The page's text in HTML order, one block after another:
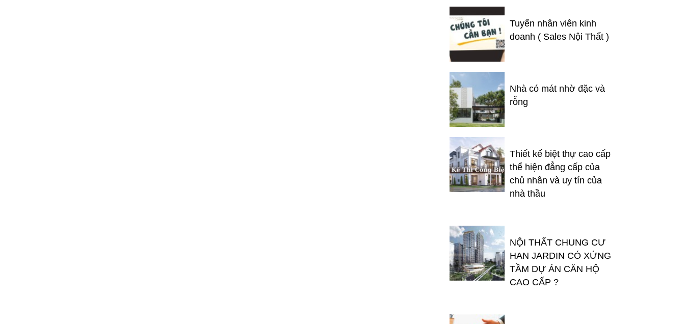
Tuyển nhân viên kinh
doanh ( Sales Nội Thất )
Nhà có mát nhờ đặc và
rỗng
Thiết kế biệt thự cao cấp
thể hiện đẳng cấp của
chủ nhân và uy tín của
nhà thầu
NỘI THẤT CHUNG CƯ
HAN JARDIN CÓ XỨNG
TẦM DỰ ÁN CĂN HỘ
CAO CẤP ?